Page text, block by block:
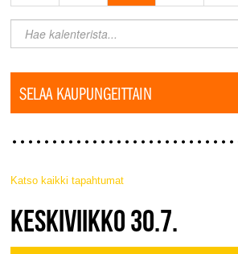
SELAA KAUPUNGEITTAIN
Katso kaikki tapahtumat
JAZZ FINLAND LIVE
KESKIVIIKKO 30.7.